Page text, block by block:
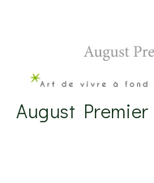
August Premier